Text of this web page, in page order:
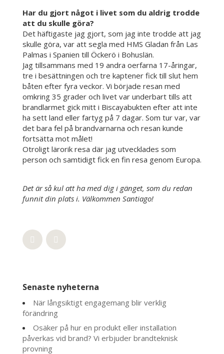
Har du gjort något i livet som du aldrig trodde
att du skulle göra?
Det häftigaste jag gjort, som jag inte trodde att jag
skulle göra, var att segla med HMS Gladan från Las
Palmas i Spanien till Öckerö i Bohuslän.
Jag tillsammans med 19 andra oerfarna 17-åringar,
tre i besättningen och tre kaptener fick till slut hem
båten efter fyra veckor. Vi började resan med
omkring 35 grader och livet var underbart tills att
brandlarmet gick mitt i Biscayabukten efter att inte
ha sett land eller fartyg på 7 dagar. Som tur var, var
det bara fel på brandvarnarna och resan kunde
fortsätta mot målet!
Otroligt lärorik resa där jag utvecklades som
person och samtidigt fick en fin resa genom Europa.
Det är så kul att ha med dig i gänget, som du redan
funnit din plats i. Välkommen Santiago!
Senaste nyheterna
När långsiktigt engagemang blir verklig
förändring
Osäker på hur en produkt eller installation
påverkas vid brand? Vi erbjuder brandteknisk
provning